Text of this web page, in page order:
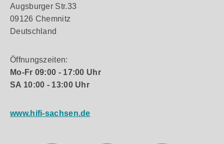
Augsburger Str.33
09126 Chemnitz
Deutschland
Öffnungszeiten:
Mo-Fr 09:00 - 17:00 Uhr
SA 10:00 - 13:00 Uhr
www.hifi-sachsen.de